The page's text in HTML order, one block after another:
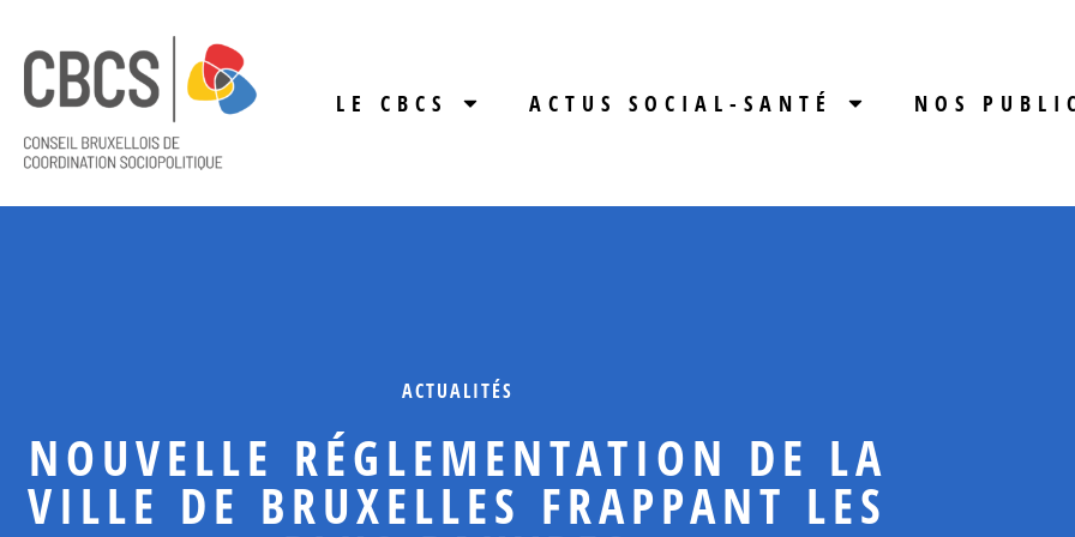
LE CBCS ACTUS SOCIAL-SANTÉ NOS
ACTUALITÉS
NOUVELLE RÉGLEMENTATION DE LA
VILLE DE BRUXELLES FRAPPANT LES